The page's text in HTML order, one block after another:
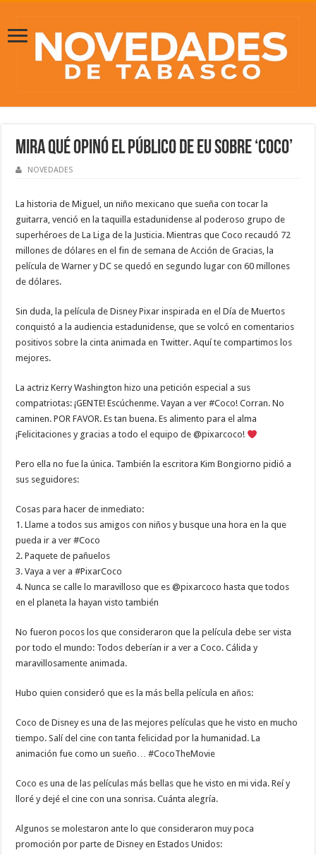
Mira qué opinó el público de EU sobre ‘Coco’
NOVEDADES
La historia de Miguel, un niño mexicano que sueña con tocar la
guitarra, venció en la taquilla estadunidense al poderoso grupo de
superhéroes de La Liga de la Justicia. Mientras que Coco recaudó 72
millones de dólares en el fin de semana de Acción de Gracias, la
película de Warner y DC se quedó en segundo lugar con 60 millones
de dólares.
Sin duda, la película de Disney Pixar inspirada en el Día de Muertos
conquistó a la audiencia estadunidense, que se volcó en comentarios
positivos sobre la cinta animada en Twitter. Aquí te compartimos los
mejores.
La actriz Kerry Washington hizo una petición especial a sus
compatriotas: ¡GENTE! Escúchenme. Vayan a ver #Coco! Corran. No
caminen. POR FAVOR. Es tan buena. Es alimento para el alma
¡Felicitaciones y gracias a todo el equipo de @pixarcoco!
Pero ella no fue la única. También la escritora Kim Bongiorno pidió a
sus seguidores:
Cosas para hacer de inmediato:
1. Llame a todos sus amigos con niños y busque una hora en la que
pueda ir a ver #Coco
2. Paquete de pañuelos
3. Vaya a ver a #PixarCoco
4. Nunca se calle lo maravilloso que es @pixarcoco hasta que todos
en el planeta la hayan visto también
No fueron pocos los que consideraron que la película debe ser vista
por todo el mundo: Todos deberían ir a ver a Coco. Cálida y
maravillosamente animada.
Hubo quien consideró que es la más bella película en años:
Coco de Disney es una de las mejores películas que he visto en mucho
tiempo. Salí del cine con tanta felicidad por la humanidad. La
animación fue como un sueño… #CocoTheMovie
Coco es una de las películas más bellas que he visto en mi vida. Reí y
lloré y dejé el cine con una sonrisa. Cuánta alegría.
Algunos se molestaron ante lo que consideraron muy poca
promoción por parte de Disney en Estados Unidos: